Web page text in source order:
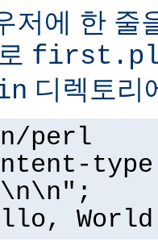
저에 한 줄
디렉토리
perl